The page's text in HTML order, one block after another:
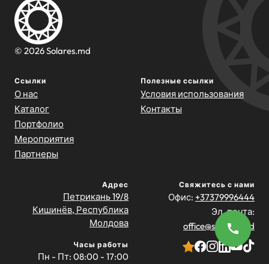
© 2026 Solares.md
Ссылки
О нас
Каталог
Портфолио
Мероприятия
Партнеры
Полезные ссылки
Условия использования
Контакты
Адрес
Петрикань 19/8
Кишинёв, Республика
Молдова
Часы работы
Пн - Пт: 08:00 - 17:00
Свяжитесь с нами
Офис: +37379996444
Эл. почта:
office@solares.md